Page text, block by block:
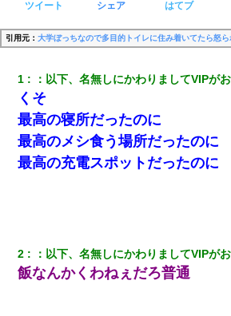
ツイート シェア はてブ
引用元： 大学ぼっちなので多目的トイレに住み着いてたら怒ら
1 ： 以下、名無しにかわりましてVIPが
くそ
最高の寝所だったのに
最高のメシ食う場所だったのに
最高の充電スポットだったのに
2 ： 以下、名無しにかわりましてVIPが
飯なんかくわねぇだろ普通